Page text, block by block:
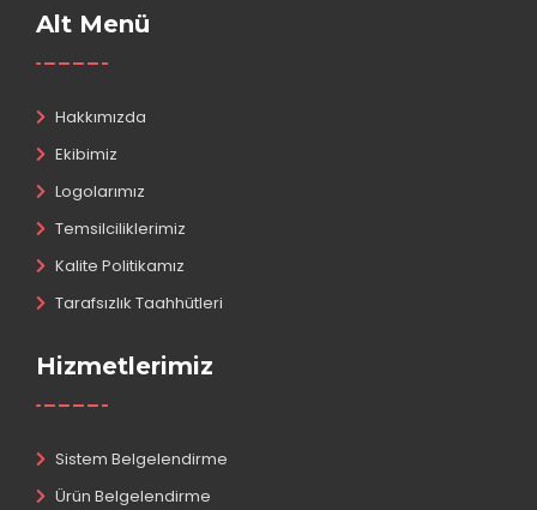
Alt Menü
Hakkımızda
Ekibimiz
Logolarımız
Temsilciliklerimiz
Kalite Politikamız
Tarafsızlık Taahhütleri
Hizmetlerimiz
Sistem Belgelendirme
Ürün Belgelendirme